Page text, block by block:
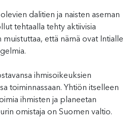
dalitien ja naisten aseman
tehtaalla tehty aktiivisia
että nämä ovat Intialle
ihmisoikeuksien
toiminnassaan. Yhtiön itselleen
ihmisten ja planeetan
omistaja on Suomen valtio.